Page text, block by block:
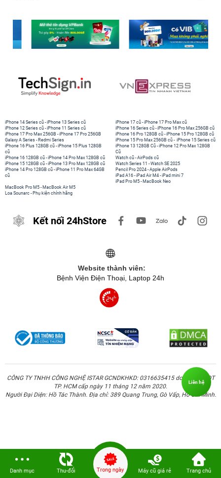
iPhone 14 Series cũ -iPhone 13 Series cũ
iPhone 12 Series cũ -iPhone 11 Series cũ
iPhone 17 Pro Max 256GB -iPhone 17 Pro 256GB
Galaxy A Series - Redmi Series
iPhone 17 cũ -iPhone 17 Pro Max cũ
iPhone 16 Series cũ - iPhone 16 Pro Max 256GB cũ
iPhone 16 Pro 128GB cũ -iPhone 15 Pro 128GB cũ
iPhone 15 Pro Max 256GB cũ - iPhone 15 Series cũ
iPhone 16 Plus 128GB cũ -iPhone 15 Plus 128GB
cũ
iPhone 16 128GB cũ -iPhone 14 Pro Max 128GB cũ
iPhone 15 128GB cũ -iPhone 13 Pro Max 128GB cũ
iPhone 14 Pro 128GB cũ -iPhone 11 Pro Max 64GB
cũ
iPhone 13 128GB Cũ -iPhone 12 Pro Max 128GB
Cũ
Watch cũ -AirPods cũ
Watch Series 11 -Watch SE 2025
Pencil Pro 2024 -Apple AirPods
iPad A16 -iPad Air M4 -iPad mini 7
iPad Pro M5 - MacBook Neo
MacBook Pro M5 - MacBook Air M5
Loa Sounarc - Phụ kiện chính hãng
Kết nối 24hStore
Website thành viên:
Bệnh Viện Điện Thoại, Laptop 24h
CÔNG TY TNHH CÔNG NGHỆ ISTAR GCNDKHKD: 0316635415 do Sở KH & ĐT
TP. HCM cấp ngày 11 tháng 12 năm 2020.
Người Đại Diện: Hồ Tác Thành. Địa chỉ: 389 Quang Trung, Gò Vấp, Hồ Chí Minh.
Danh mục Thu-đổi Trong ngày Máy cũ giá rẻ Trang chủ
Liên hệ